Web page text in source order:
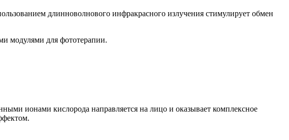
длинноволнового инфракрасного излучения стимулирует обмен
модулями для фототерапии.
ионами кислорода направляется на лицо и оказывает комплексное